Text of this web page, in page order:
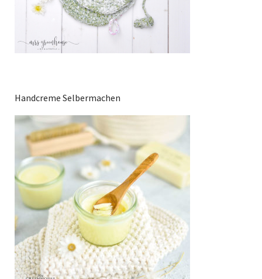
Handcreme Selbermachen